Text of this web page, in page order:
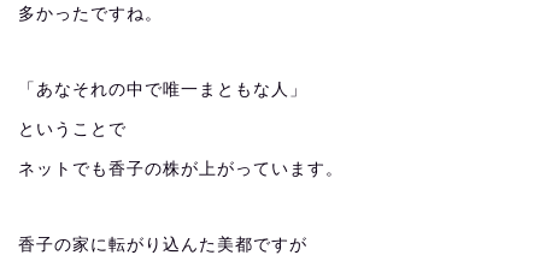
多かったですね。
「あなそれの中で唯一まともな人」
ということで
ネットでも香子の株が上がっています。
香子の家に転がり込んた美都ですが